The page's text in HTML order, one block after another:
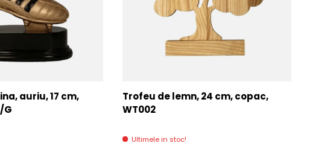
auriu, 17 cm,
G
Trofeu de lemn, 24 cm, copac,
WT002
Ultimele in stoc!